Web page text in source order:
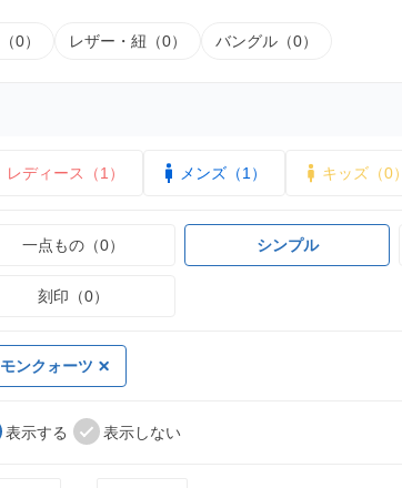
0） レザー・紐（0） バングル（0）
レディース（1） メンズ（1） キッズ（0）
一点もの（0） シンプル
刻印（0）
ンクォーツ
表示する 表示しない